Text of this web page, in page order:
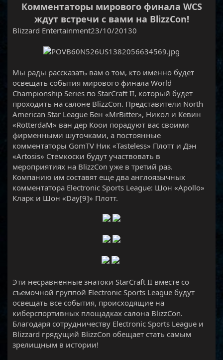
Комментаторы мирового финала WCS
ждут встречи с вами на BlizzCon!
Blizzard Entertainment23/10/20130
Мы рады рассказать вам о том, кто именно будет
освещать события мирового финала World
Championship Series по StarCraft II, который будет
проходить на салоне BlizzCon. Представители North
American Star League Бен «MrBitter», Никол и Кевин
«RotterdaM» ван дер Коои порадуют вас своими
фирменными шуточками, а постоянные
комментаторы GomTV Ник «Tasteless» Плотт и Дэн
«Artosis» Стемкоски будут участвовать в
мероприятиях на BlizzCon уже в третий раз.
Компанию им составят еще два англоязычных
комментатора Electronic Sports League: Шон «Apollo»
Кларк и Шон «Day[9]» Плотт.
Эти несравненные знатоки StarCraft II вместе со
съемочной группой Electronic Sports League будут
освещать все события, происходящие на
киберспортивных площадках салона BlizzCon.
Благодаря сотрудничеству Electronic Sports League и
Blizzard грядущий BlizzCon обещает стать самым
зрелищным в истории!